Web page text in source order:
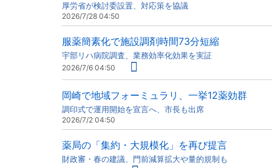
厚労省が検討委設置、対応策を協議
2026/7/28 04:50
服薬簡素化で施設調剤時間73分短縮
宇部リハ病院調査、業務効率化効果を実証
2026/7/6 04:50
岡崎で地域フォーミュラリ、一挙12薬効群
調印式で運用開始を宣言へ、市長も出席
2026/7/2 04:50
薬局の「集約・大規模化」を再び提言
財政審・春の建議、門前減算拡大や量的規制も